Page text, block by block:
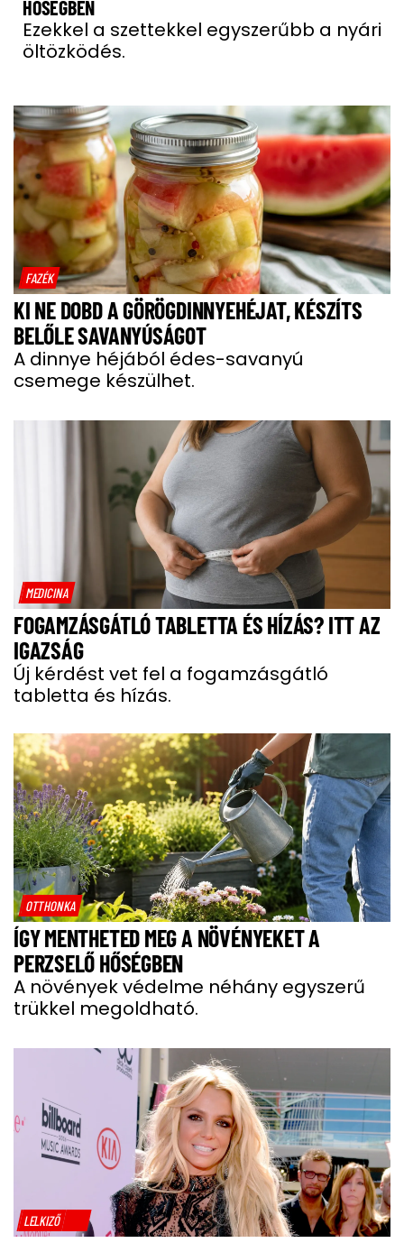
HŐSÉGBEN
Ezekkel a szettekkel egyszerűbb a nyári
öltözködés.
FAZÉK
KI NE DOBD A GÖRÖGDINNYEHÉJAT, KÉSZÍTS
BELŐLE SAVANYÚSÁGOT
A dinnye héjából édes-savanyú
csemege készülhet.
MEDICINA
FOGAMZÁSGÁTLÓ TABLETTA ÉS HÍZÁS? ITT AZ
IGAZSÁG
Új kérdést vet fel a fogamzásgátló
tabletta és hízás.
OTTHONKA
ÍGY MENTHETED MEG A NÖVÉNYEKET A
PERZSELŐ HŐSÉGBEN
A növények védelme néhány egyszerű
trükkel megoldható.
LELKIZŐ